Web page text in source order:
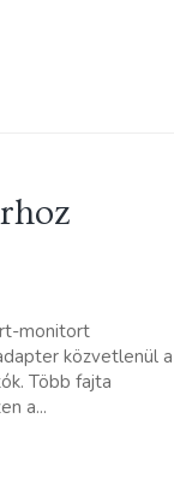
monitort
közvetlenül a
Több fajta
a...